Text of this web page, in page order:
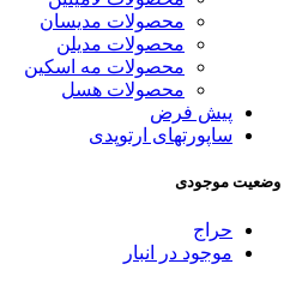
محصولات مدیسان
محصولات مدیلن
محصولات مه اسکین
محصولات هسل
پیش فرض
ساپورتهای ارتوپدی
وضعیت موجودی
حراج
موجود در انبار